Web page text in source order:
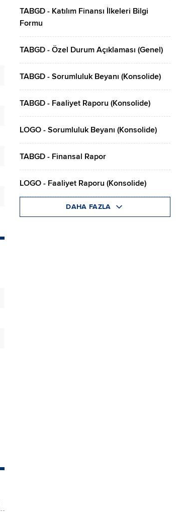
TABGD - Katılım Finansı İlkeleri Bilgi
Formu
TABGD - Özel Durum Açıklaması (Genel)
TABGD - Sorumluluk Beyanı (Konsolide)
TABGD - Faaliyet Raporu (Konsolide)
LOGO - Sorumluluk Beyanı (Konsolide)
TABGD - Finansal Rapor
LOGO - Faaliyet Raporu (Konsolide)
DAHA FAZLA